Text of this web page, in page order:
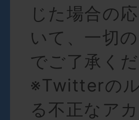
じた場合の
いて、一切
でご了承くだ
※Twitterの
る不正なア